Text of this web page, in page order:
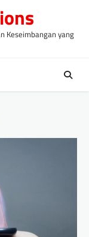
Keseimbangan yang